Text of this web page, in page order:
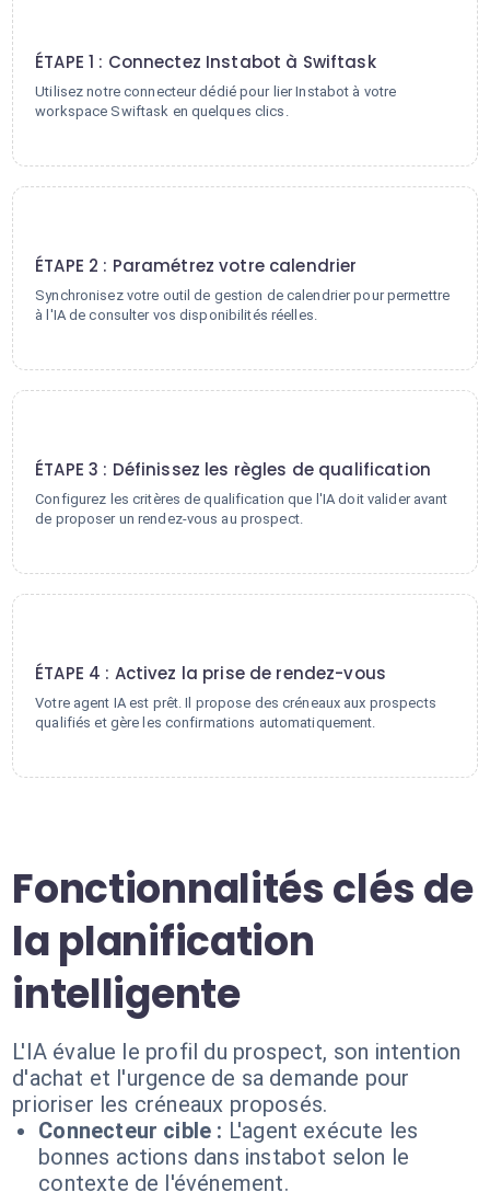
ÉTAPE 1 : Connectez Instabot à Swiftask
Utilisez notre connecteur dédié pour lier Instabot à votre
workspace Swiftask en quelques clics.
ÉTAPE 2 : Paramétrez votre calendrier
Synchronisez votre outil de gestion de calendrier pour permettre
à l'IA de consulter vos disponibilités réelles.
ÉTAPE 3 : Définissez les règles de qualification
Configurez les critères de qualification que l'IA doit valider avant
de proposer un rendez-vous au prospect.
ÉTAPE 4 : Activez la prise de rendez-vous
Votre agent IA est prêt. Il propose des créneaux aux prospects
qualifiés et gère les confirmations automatiquement.
Fonctionnalités clés de
la planification
intelligente
L'IA évalue le profil du prospect, son intention
d'achat et l'urgence de sa demande pour
prioriser les créneaux proposés.
Connecteur cible : L'agent exécute les
bonnes actions dans instabot selon le
contexte de l'événement.